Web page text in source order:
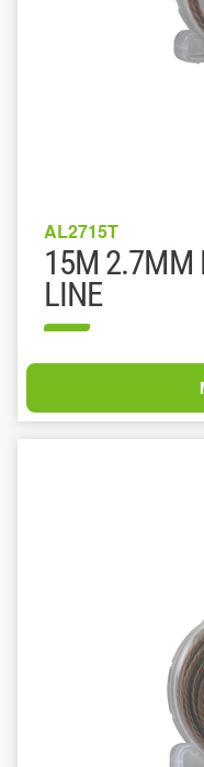
AL2715T
15M 2.7MM
LINE